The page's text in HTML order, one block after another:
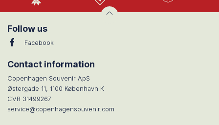
Kvalitet
Follow us
Facebook
Contact information
Copenhagen Souvenir ApS
Østergade 11, 1100 København K
CVR 31499267
service@copenhagensouvenir.com